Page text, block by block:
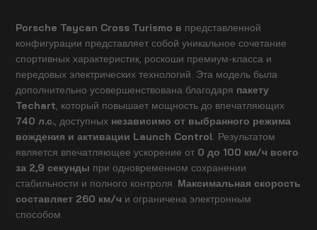
Porsche Taycan Cross Turismo в представленной
конфигурации представляет собой уникальное сочетание
спортивных характеристик, роскоши премиум-класса и
передовых электрических технологий. Эта модель была
дополнительно усовершенствована благодаря пакету
Techart , который повышает мощность до впечатляющих
740 л.с. , доступных независимо от выбранного режима
вождения и активации Launch Control . Результатом
является впечатляющее ускорение от 0 до 100 км/ч всего
за 2,9 секунды при одновременном сохранении
стабильности и полного контроля. Максимальная скорость
составляет 260 км/ч и ограничена электронным
способом.